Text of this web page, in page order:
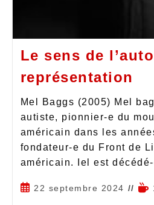
Le sens de
représentation
Mel Baggs (2005) Mel
autiste, pionnier-e du
américain dans les
fondateur-e du Front de
américain. Iel est
22 septembre 2024